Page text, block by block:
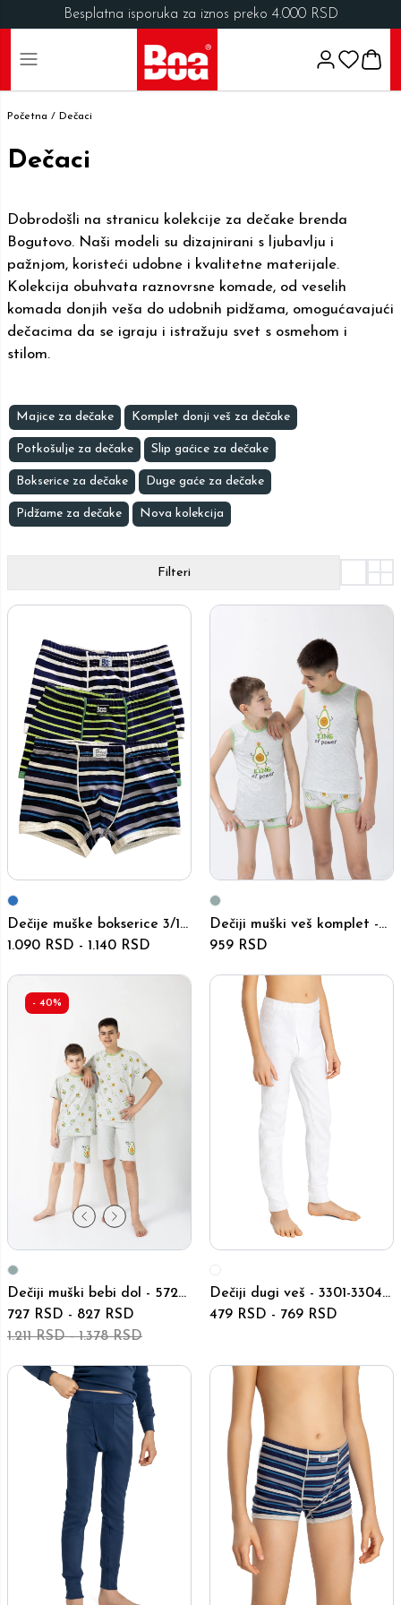
Besplatna isporuka za iznos preko 4.000 RSD
Početna / Dečaci
Dečaci
Dobrodošli na stranicu kolekcije za dečake brenda
Bogutovo. Naši modeli su dizajnirani s ljubavlju i
pažnjom, koristeći udobne i kvalitetne materijale.
Kolekcija obuhvata raznovrsne komade, od veselih
komada donjih veša do udobnih pidžama, omogućavajući
dečacima da se igraju i istražuju svet s osmehom i
stilom.
Majice za dečake Komplet donji veš za dečake
Potkošulje za dečake Slip gaćice za dečake
Bokserice za dečake Duge gaće za dečake
Pidžame za dečake Nova kolekcija
Filteri
Dečije muške bokserice 3/1 -
42103-42123
1.090 RSD - 1.140 RSD
Dečiji muški veš komplet -
4403-4405
959 RSD
Dečiji muški bebi dol - 5725-
5728 - Sivi
727 RSD - 827 RSD
1.211 RSD- 1.378 RSD
- 40%
Dečiji dugi veš - 3301-3304 -
Beli
479 RSD - 769 RSD